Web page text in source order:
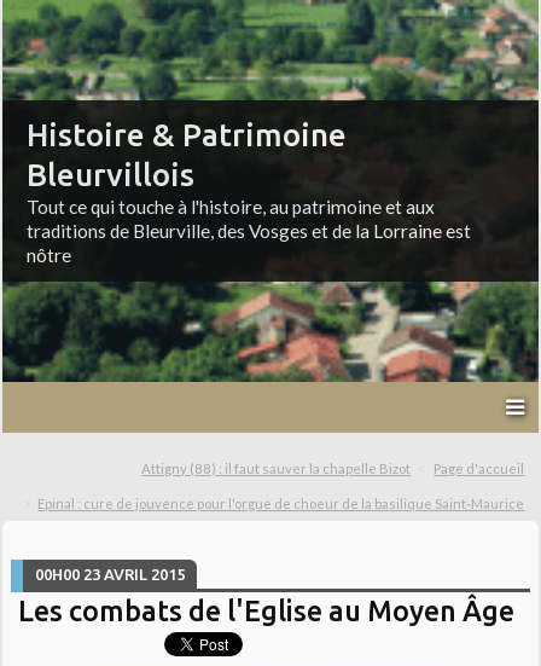
Histoire & Patrimoine
Bleurvillois
Tout ce qui touche à l'histoire, au patrimoine et aux
traditions de Bleurville, des Vosges et de la Lorraine est
nôtre
Attigny (88) : il faut sauver la chapelle Bizot Page d'accueil
Epinal : cure de jouvence pour l'orgue de choeur de la basilique Saint-Maurice
00H00 23 AVRIL 2015
Les combats de l'Eglise au Moyen Âge